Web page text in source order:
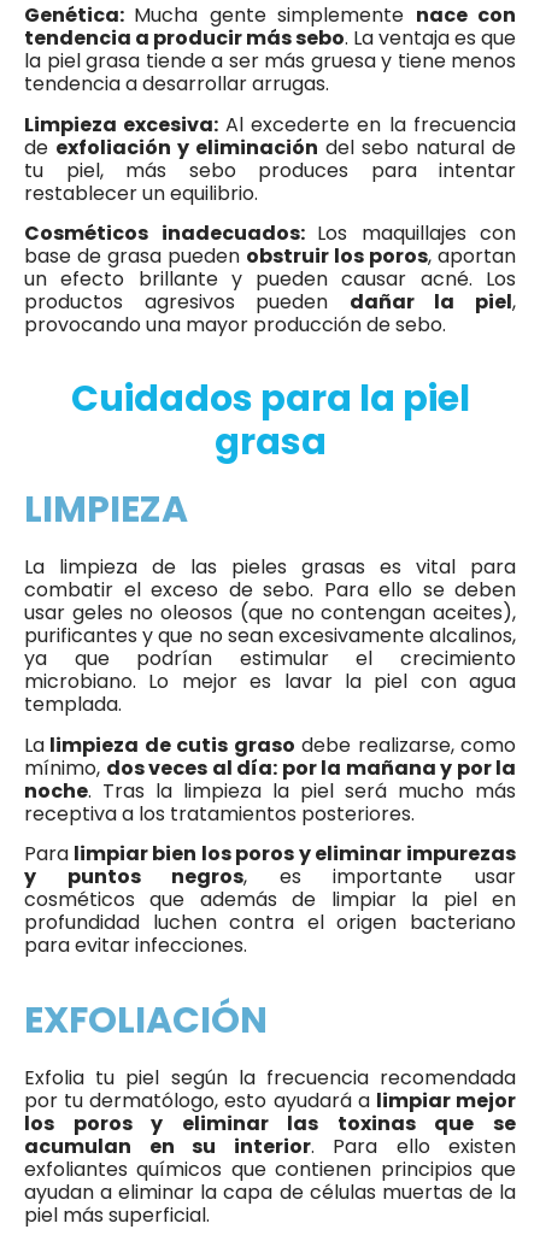
Genética: Mucha gente simplemente nace con
tendencia a producir más sebo. La ventaja es que
la piel grasa tiende a ser más gruesa y tiene menos
tendencia a desarrollar arrugas.
Limpieza excesiva: Al excederte en la frecuencia
de exfoliación y eliminación del sebo natural de
tu piel, más sebo produces para intentar
restablecer un equilibrio.
Cosméticos inadecuados: Los maquillajes con
base de grasa pueden obstruir los poros, aportan
un efecto brillante y pueden causar acné. Los
productos agresivos pueden dañar la piel,
provocando una mayor producción de sebo.
Cuidados para la piel
grasa
LIMPIEZA
La limpieza de las pieles grasas es vital para
combatir el exceso de sebo. Para ello se deben
usar geles no oleosos (que no contengan aceites),
purificantes y que no sean excesivamente alcalinos,
ya que podrían estimular el crecimiento
microbiano. Lo mejor es lavar la piel con agua
templada.
La limpieza de cutis graso debe realizarse, como
mínimo, dos veces al día: por la mañana y por la
noche. Tras la limpieza la piel será mucho más
receptiva a los tratamientos posteriores.
Para limpiar bien los poros y eliminar impurezas
y puntos negros, es importante usar
cosméticos que además de limpiar la piel en
profundidad luchen contra el origen bacteriano
para evitar infecciones.
EXFOLIACIÓN
Exfolia tu piel según la frecuencia recomendada
por tu dermatólogo, esto ayudará a limpiar mejor
los poros y eliminar las toxinas que se
acumulan en su interior. Para ello existen
exfoliantes químicos que contienen principios que
ayudan a eliminar la capa de células muertas de la
piel más superficial.